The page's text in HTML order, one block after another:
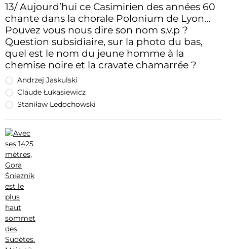
13/ Aujourd’hui ce Casimirien des années 60
chante dans la chorale Polonium de Lyon…
Pouvez vous nous dire son nom s.v.p ?
Question subsidiaire, sur la photo du bas,
quel est le nom du jeune homme à la
chemise noire et la cravate chamarrée ?
Andrzej Jaskulski
Claude Łukasiewicz
Staniław Ledochowski